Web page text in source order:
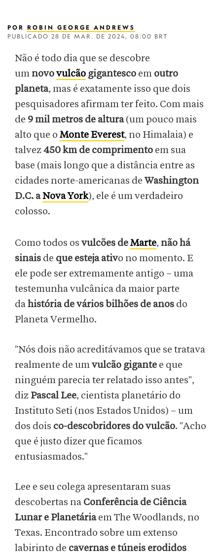
POR ROBIN GEORGE ANDREWS
PUBLICADO 28 DE MAR. DE 2024, 08:00 BRT
Não é todo dia que se descobre
um novovulcão gigantesco em outro
planeta, mas é exatamente isso que dois
pesquisadores afirmam ter feito. Com mais
de 9 mil metros de altura(um pouco mais
alto que o Monte Everest, no Himalaia) e
talvez450 km de comprimento em sua
base (mais longo que a distância entre as
cidades norte-americanas de Washington
D.C. aNova York), ele é um verdadeiro
colosso.
Como todos os vulcões deMarte, não há
sinais de que esteja ativo no momento. E
ele pode ser extremamente antigo – uma
testemunha vulcânica da maior parte
dahistória de vários bilhões de anos do
Planeta Vermelho.
"Nós dois não acreditávamos que se tratava
realmente de umvulcão gigante e que
ninguém parecia ter relatado isso antes",
diz Pascal Lee, cientista planetário do
Instituto Seti (nos Estados Unidos) – um
dos dois co-descobridores do vulcão. "Acho
que é justo dizer que ficamos
entusiasmados."
Lee e seu colega apresentaram suas
descobertas na Conferência de Ciência
Lunar e Planetáriaem The Woodlands, no
Texas. Encontrado sobre um extenso
labirinto de cavernas e túneis erodidos